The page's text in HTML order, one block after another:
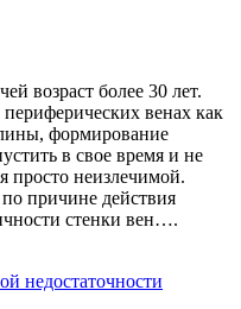
возраст более 30 лет.
венах как
формирование
в свое время и не
просто неизлечимой.
причине действия
стенки вен….
недостаточности